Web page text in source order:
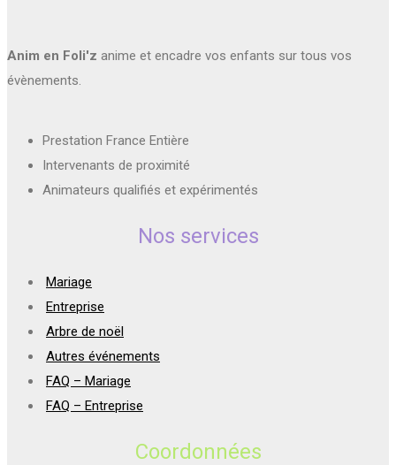
Anim en Foli'z anime et encadre vos enfants sur tous vos
évènements.
Prestation France Entière
Intervenants de proximité
Animateurs qualifiés et expérimentés
Nos services
Mariage
Entreprise
Arbre de noël
Autres événements
FAQ – Mariage
FAQ – Entreprise
Coordonnées